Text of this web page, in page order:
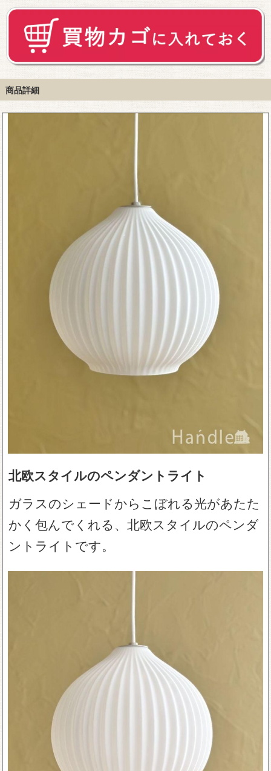
商品詳細
北欧スタイルのペンダントライト
ガラスのシェードからこぼれる光があたた
かく包んでくれる、北欧スタイルのペンダ
ントライトです。